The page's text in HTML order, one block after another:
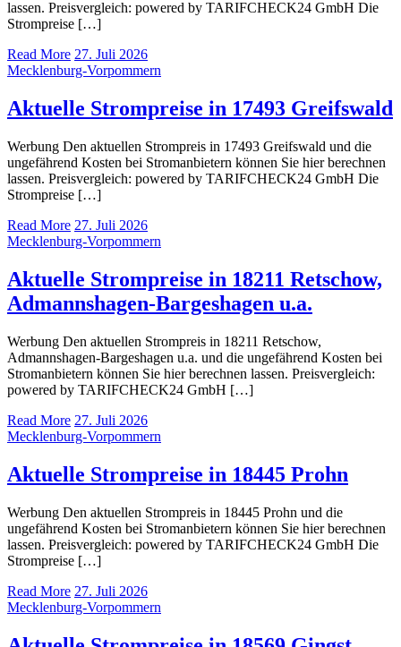
lassen. Preisvergleich: powered by TARIFCHECK24 GmbH Die
Strompreise […]
Read More 27. Juli 2026
Mecklenburg-Vorpommern
Aktuelle Strompreise in 17493 Greifswald
Werbung Den aktuellen Strompreis in 17493 Greifswald und die
ungefährend Kosten bei Stromanbietern können Sie hier berechnen
lassen. Preisvergleich: powered by TARIFCHECK24 GmbH Die
Strompreise […]
Read More 27. Juli 2026
Mecklenburg-Vorpommern
Aktuelle Strompreise in 18211 Retschow,
Admannshagen-Bargeshagen u.a.
Werbung Den aktuellen Strompreis in 18211 Retschow,
Admannshagen-Bargeshagen u.a. und die ungefährend Kosten bei
Stromanbietern können Sie hier berechnen lassen. Preisvergleich:
powered by TARIFCHECK24 GmbH […]
Read More 27. Juli 2026
Mecklenburg-Vorpommern
Aktuelle Strompreise in 18445 Prohn
Werbung Den aktuellen Strompreis in 18445 Prohn und die
ungefährend Kosten bei Stromanbietern können Sie hier berechnen
lassen. Preisvergleich: powered by TARIFCHECK24 GmbH Die
Strompreise […]
Read More 27. Juli 2026
Mecklenburg-Vorpommern